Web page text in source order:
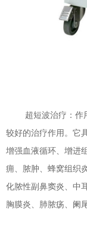
超短波治疗：作用
较好的治疗作用。它
增强血液循环、增进
痈、脓肿、蜂窝组织
化脓性副鼻窦炎、中
胸膜炎、肺脓疡、阑